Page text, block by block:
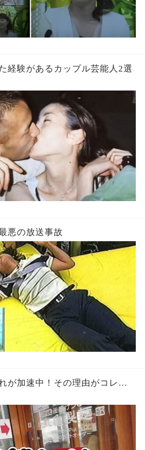
経験があるカップル芸能人2選
悪の放送事故
が加速中！その理由がコレ…